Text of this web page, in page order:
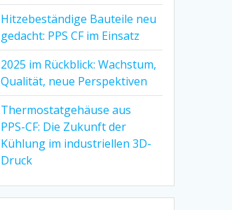
Hitzebeständige Bauteile neu
gedacht: PPS CF im Einsatz
2025 im Rückblick: Wachstum,
Qualität, neue Perspektiven
Thermostatgehäuse aus
PPS-CF: Die Zukunft der
Kühlung im industriellen 3D-
Druck